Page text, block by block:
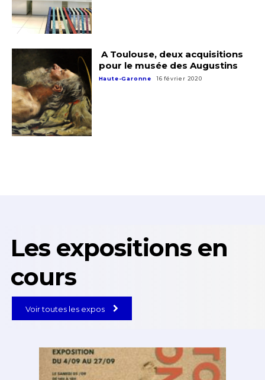
A Toulouse, deux acquisitions
pour le musée des Augustins
Haute-Garonne 16 février 2020
Les expositions en
cours
Voir toutes les expos